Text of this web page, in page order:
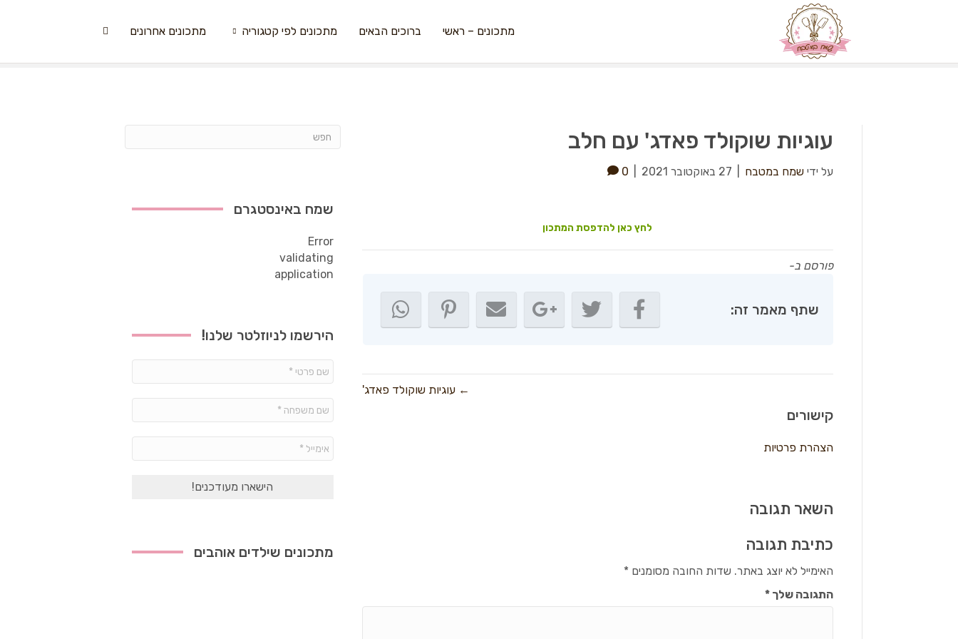
מתכונים – ראשי ברוכים הבאים מתכונים לפי קטגוריה מתכונים אחרונים
עוגיות שוקולד פאדג' עם חלב
על ידי שמח במטבח 27 באוקטובר 2021 0
לחץ כאן להדפסת המתכון
פורסם ב-
שתף מאמר זה:
← עוגיות שוקולד פאדג'
קישורים
הצהרת פרטיות
השאר תגובה
כתיבת תגובה
האימייל לא יוצג באתר. שדות החובה מסומנים*
התגובה שלך*
שמח באינסטגרם
Error
validating
application
הירשמו לניוזלטר שלנו!
פרטי
משפחה
*
מתכונים שילדים אוהבים